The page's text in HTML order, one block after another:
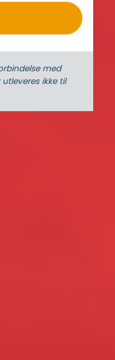
med
ikke til